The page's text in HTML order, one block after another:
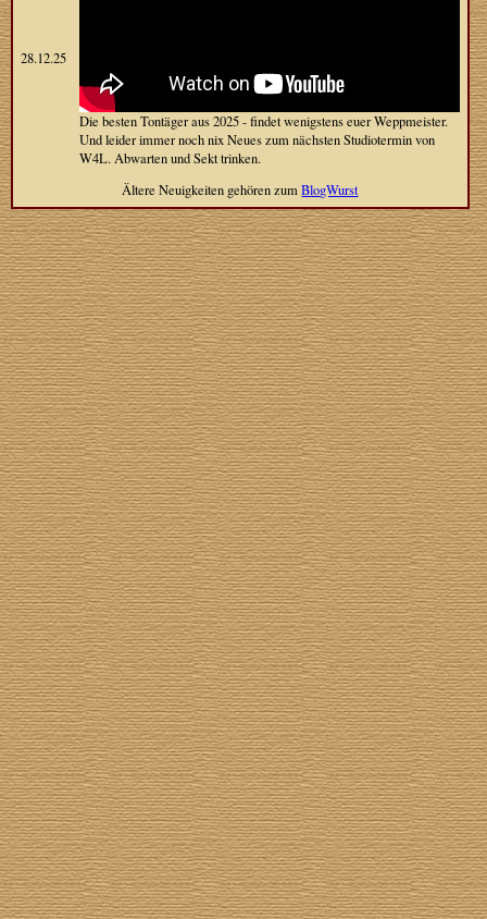
28.12.25
Die besten Tontäger aus 2025 - findet wenigstens euer Weppmeister.
Und leider immer noch nix Neues zum nächsten Studiotermin von
W4L. Abwarten und Sekt trinken.
Ältere Neuigkeiten gehören zumBlogWurst